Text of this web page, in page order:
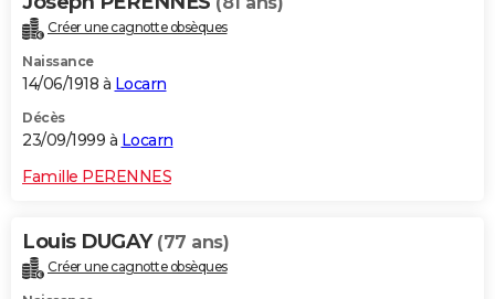
Créer une cagnotte obsèques
Naissance
14/06/1918 à Locarn
Décès
23/09/1999 à Locarn
Famille PERENNES
Louis DUGAY (77 ans)
Créer une cagnotte obsèques